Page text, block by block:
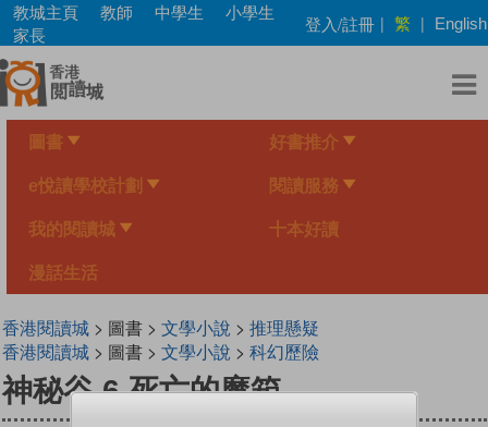
Skip
main
content
教城主頁 教師 中學生
小學生
家長
登入/註冊 | 繁 | English
圖書 好書推介
e悅讀學校計劃 閱讀服務
我的閱讀城 十本好讀
漫話生活
香港閱讀城> 圖書 > 文學小說 > 推理懸疑
香港閱讀城> 圖書 > 文學小說 > 科幻歷險
神秘谷 6 死亡的魔箱